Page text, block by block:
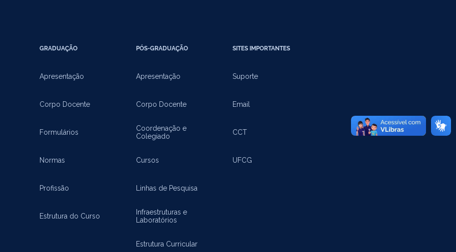
GRADUAÇÃO
Apresentação
Corpo Docente
Formulários
Normas
Profissão
Estrutura do Curso
PÓS-GRADUAÇÃO
Apresentação
Corpo Docente
Coordenação e
Colegiado
Cursos
Linhas de Pesquisa
Infraestruturas e
Laboratórios
Estrutura Curricular
SITES IMPORTANTES
Suporte
Email
CCT
UFCG